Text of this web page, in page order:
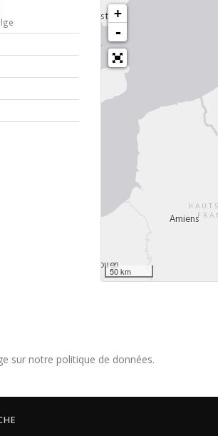
+
-
50 km
sur notre politique de données.